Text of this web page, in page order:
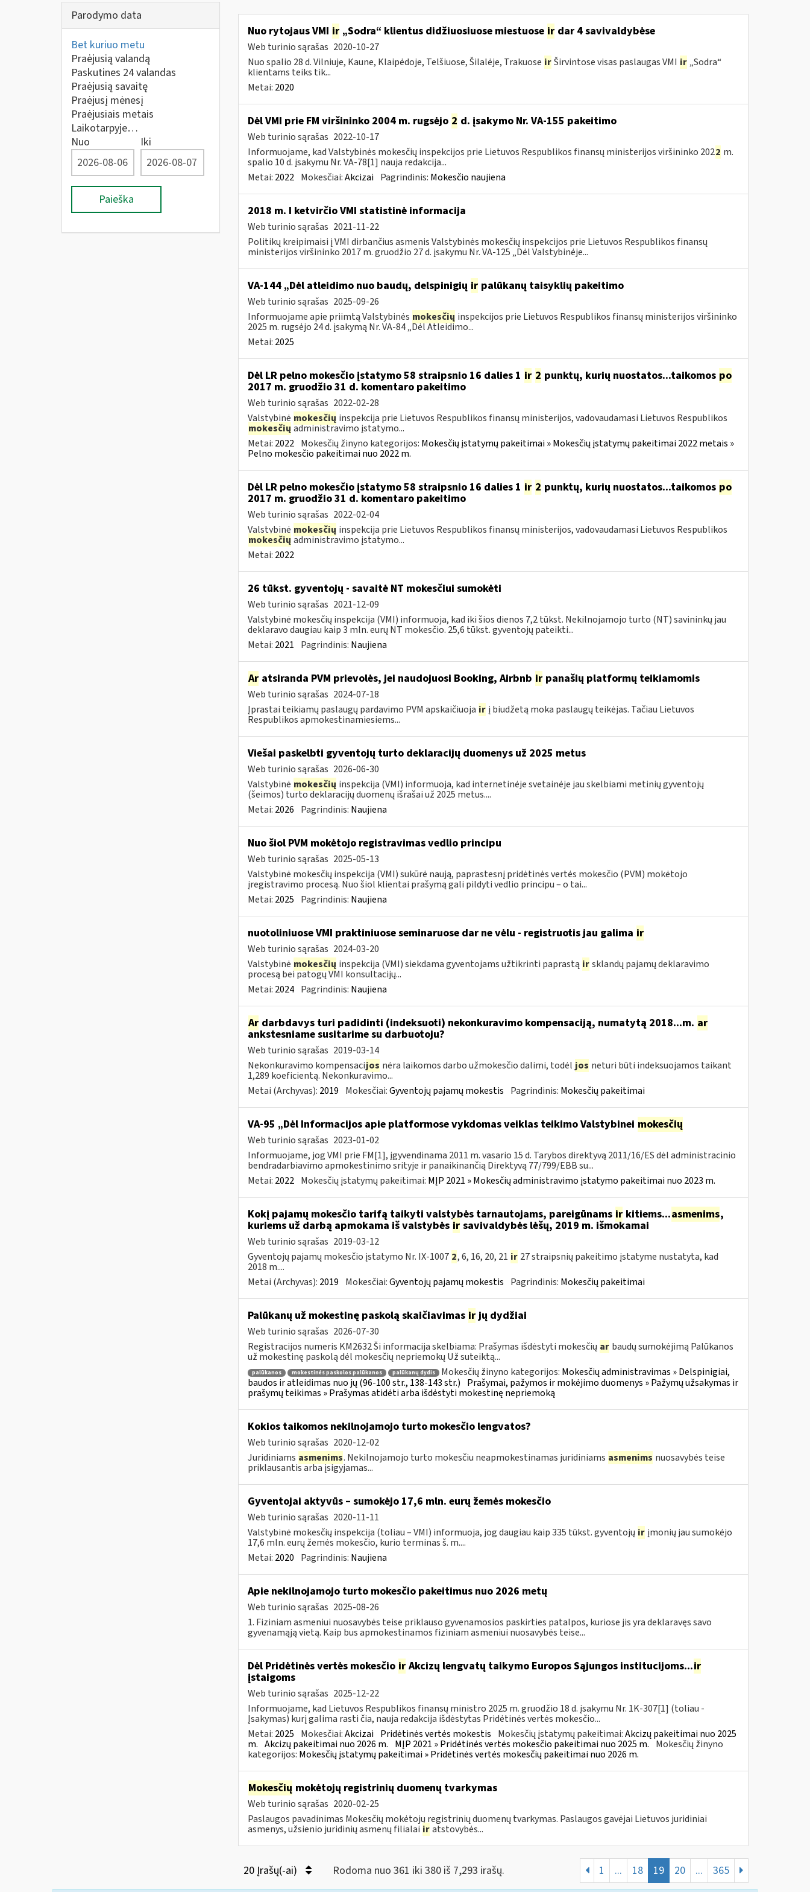
Parodymo data
Bet kuriuo metu
Praėjusią valandą
Paskutines 24 valandas
Praėjusią savaitę
Praėjusį mėnesį
Praėjusiais metais
Laikotarpyje…
Nuo
Iki
Paieška
Nuo rytojaus VMI ir„Sodra“ klientus didžiuosiuose miestuose irdar 4 savivaldybėse
Web turinio sąrašas 2020-10-27
Nuo spalio 28 d. Vilniuje, Kaune, Klaipėdoje, Telšiuose, Šilalėje, Trakuose ir Širvintose visas paslaugas VMI ir „Sodra“
klientams teiks tik...
Metai: 2020
Dėl VMI prie FM viršininko 2004 m. rugsėjo 2 d. įsakymo Nr. VA-155 pakeitimo
Web turinio sąrašas 2022-10-17
Informuojame, kad Valstybinės mokesčių inspekcijos prie Lietuvos Respublikos finansų ministerijos viršininko 2022 m.
spalio 10 d. įsakymu Nr. VA-78[1] nauja redakcija...
Metai: 2022 Mokesčiai:Akcizai Pagrindinis: Mokesčio naujiena
2018 m. I ketvirčio VMI statistinė informacija
Web turinio sąrašas 2021-11-22
Politikų kreipimaisi į VMI dirbančius asmenis Valstybinės mokesčių inspekcijos prie Lietuvos Respublikos finansų
ministerijos viršininko 2017 m. gruodžio 27 d. įsakymu Nr. VA-125 „Dėl Valstybinėje...
VA-144 „Dėl atleidimo nuo baudų, delspinigių irpalūkanų taisyklių pakeitimo
Web turinio sąrašas 2025-09-26
Informuojame apie priimtą Valstybinės mokesčių inspekcijos prie Lietuvos Respublikos finansų ministerijos viršininko
2025 m. rugsėjo 24 d. įsakymą Nr. VA-84 „Dėl Atleidimo...
Metai: 2025
Dėl LR pelno mokesčio įstatymo 58 straipsnio 16 dalies 1 ir 2 punktų, kurių nuostatos...taikomos po
2017 m. gruodžio 31 d. komentaro pakeitimo
Web turinio sąrašas 2022-02-28
Valstybinė mokesčių inspekcija prie Lietuvos Respublikos finansų ministerijos, vadovaudamasi Lietuvos Respublikos
mokesčių administravimo įstatymo...
Metai: 2022 Mokesčių žinyno kategorijos: Mokesčių įstatymų pakeitimai » Mokesčių įstatymų pakeitimai 2022 metais »
Pelno mokesčio pakeitimai nuo 2022 m.
Dėl LR pelno mokesčio įstatymo 58 straipsnio 16 dalies 1 ir 2 punktų, kurių nuostatos...taikomos po
2017 m. gruodžio 31 d. komentaro pakeitimo
Web turinio sąrašas 2022-02-04
Valstybinė mokesčių inspekcija prie Lietuvos Respublikos finansų ministerijos, vadovaudamasi Lietuvos Respublikos
mokesčių administravimo įstatymo...
Metai: 2022
26 tūkst. gyventojų - savaitė NT mokesčiui sumokėti
Web turinio sąrašas 2021-12-09
Valstybinė mokesčių inspekcija (VMI) informuoja, kad iki šios dienos 7,2 tūkst. Nekilnojamojo turto (NT) savininkų jau
deklaravo daugiau kaip 3 mln. eurų NT mokesčio. 25,6 tūkst. gyventojų pateikti...
Metai: 2021 Pagrindinis: Naujiena
Aratsiranda PVM prievolės, jei naudojuosi Booking, Airbnb irpanašių platformų teikiamomis
Web turinio sąrašas 2024-07-18
Įprastai teikiamų paslaugų pardavimo PVM apskaičiuoja ir į biudžetą moka paslaugų teikėjas. Tačiau Lietuvos
Respublikos apmokestinamiesiems...
Viešai paskelbti gyventojų turto deklaracijų duomenys už 2025 metus
Web turinio sąrašas 2026-06-30
Valstybinė mokesčių inspekcija (VMI) informuoja, kad internetinėje svetainėje jau skelbiami metinių gyventojų
(šeimos) turto deklaracijų duomenų išrašai už 2025 metus....
Metai: 2026 Pagrindinis: Naujiena
Nuo šiol PVM mokėtojo registravimas vedlio principu
Web turinio sąrašas 2025-05-13
Valstybinė mokesčių inspekcija (VMI) sukūrė naują, paprastesnį pridėtinės vertės mokesčio (PVM) mokėtojo
įregistravimo procesą. Nuo šiol klientai prašymą gali pildyti vedlio principu – o tai...
Metai: 2025 Pagrindinis: Naujiena
nuotoliniuose VMI praktiniuose seminaruose dar ne vėlu - registruotis jau galima ir
Web turinio sąrašas 2024-03-20
Valstybinė mokesčių inspekcija (VMI) siekdama gyventojams užtikrinti paprastą ir sklandų pajamų deklaravimo
procesą bei patogų VMI konsultacijų...
Metai: 2024 Pagrindinis: Naujiena
Ardarbdavys turi padidinti (indeksuoti) nekonkuravimo kompensaciją, numatytą 2018...m. ar
ankstesniame susitarime su darbuotoju?
Web turinio sąrašas 2019-03-14
Nekonkuravimo kompensacijos nėra laikomos darbo užmokesčio dalimi, todėl jos neturi būti indeksuojamos taikant
1,289 koeficientą. Nekonkuravimo...
Metai (Archyvas): 2019 Mokesčiai:Gyventojų pajamų mokestis Pagrindinis: Mokesčių pakeitimai
VA-95 „Dėl Informacijos apie platformose vykdomas veiklas teikimo Valstybinei mokesčių
Web turinio sąrašas 2023-01-02
Informuojame, jog VMI prie FM[1], įgyvendinama 2011 m. vasario 15 d. Tarybos direktyvą 2011/16/ES dėl administracinio
bendradarbiavimo apmokestinimo srityje ir panaikinančią Direktyvą 77/799/EBB su...
Metai: 2022 Mokesčių įstatymų pakeitimai: MĮP 2021 » Mokesčių administravimo įstatymo pakeitimai nuo 2023 m.
Kokį pajamų mokesčio tarifą taikyti valstybės tarnautojams, pareigūnams irkitiems...asmenims,
kuriems už darbą apmokama iš valstybės irsavivaldybės lėšų, 2019 m. išmokamai
Web turinio sąrašas 2019-03-12
Gyventojų pajamų mokesčio įstatymo Nr. IX-1007 2, 6, 16, 20, 21 ir 27 straipsnių pakeitimo įstatyme nustatyta, kad
2018 m....
Metai (Archyvas): 2019 Mokesčiai:Gyventojų pajamų mokestis Pagrindinis: Mokesčių pakeitimai
Palūkanų už mokestinę paskolą skaičiavimas irjų dydžiai
Web turinio sąrašas 2026-07-30
Registracijos numeris KM2632 Ši informacija skelbiama: Prašymas išdėstyti mokesčių ar baudų sumokėjimą Palūkanos
už mokestinę paskolą dėl mokesčių nepriemokų Už suteiktą...
palūkanos mokestinės paskolos palūkanos palūkanų dydis Mokesčių žinyno kategorijos: Mokesčių administravimas » Delspinigiai,
baudos ir atleidimas nuo jų (96-100 str., 138-143 str.) Prašymai, pažymos ir mokėjimo duomenys » Pažymų užsakymas ir
prašymų teikimas » Prašymas atidėti arba išdėstyti mokestinę nepriemoką
Kokios taikomos nekilnojamojo turto mokesčio lengvatos?
Web turinio sąrašas 2020-12-02
Juridiniams asmenims. Nekilnojamojo turto mokesčiu neapmokestinamas juridiniams asmenims nuosavybės teise
priklausantis arba įsigyjamas...
Gyventojai aktyvūs – sumokėjo 17,6 mln. eurų žemės mokesčio
Web turinio sąrašas 2020-11-11
Valstybinė mokesčių inspekcija (toliau – VMI) informuoja, jog daugiau kaip 335 tūkst. gyventojų ir įmonių jau sumokėjo
17,6 mln. eurų žemės mokesčio, kurio terminas š. m....
Metai: 2020 Pagrindinis: Naujiena
Apie nekilnojamojo turto mokesčio pakeitimus nuo 2026 metų
Web turinio sąrašas 2025-08-26
1. Fiziniam asmeniui nuosavybės teise priklauso gyvenamosios paskirties patalpos, kuriose jis yra deklaravęs savo
gyvenamąją vietą. Kaip bus apmokestinamos fiziniam asmeniui nuosavybės teise...
Dėl Pridėtinės vertės mokesčio irAkcizų lengvatų taikymo Europos Sąjungos institucijoms...ir
įstaigoms
Web turinio sąrašas 2025-12-22
Informuojame, kad Lietuvos Respublikos finansų ministro 2025 m. gruodžio 18 d. įsakymu Nr. 1K-307[1] (toliau -
Įsakymas) kurį galima rasti čia, nauja redakcija išdėstytas Pridėtinės vertės mokesčio...
Metai: 2025 Mokesčiai:Akcizai Pridėtinės vertės mokestis Mokesčių įstatymų pakeitimai:Akcizų pakeitimai nuo 2025
m. Akcizų pakeitimai nuo 2026 m. MĮP 2021 » Pridėtinės vertės mokesčio pakeitimai nuo 2025 m. Mokesčių žinyno
kategorijos: Mokesčių įstatymų pakeitimai » Pridėtinės vertės mokesčių pakeitimai nuo 2026 m.
Mokesčių mokėtojų registrinių duomenų tvarkymas
Web turinio sąrašas 2020-02-25
Paslaugos pavadinimas Mokesčių mokėtojų registrinių duomenų tvarkymas. Paslaugos gavėjai Lietuvos juridiniai
asmenys, užsienio juridinių asmenų filialai ir atstovybės...
20 Įrašų(-ai) Rodoma nuo 361 iki 380 iš 7,293 irašų. 1 ... 18 19 20 ... 365